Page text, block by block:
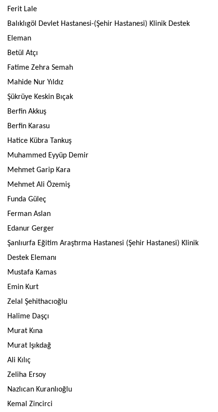
Ferit Lale
Balıklıgöl Devlet Hastanesi-(Şehir Hastanesi) Klinik Destek
Eleman
Betül Atçı
Fatime Zehra Semah
Mahide Nur Yıldız
Şükrüye Keskin Bıçak
Berfin Akkuş
Berfin Karasu
Hatice Kübra Tankuş
Muhammed Eyyüp Demir
Mehmet Garip Kara
Mehmet Ali Özemiş
Funda Güleç
Ferman Aslan
Edanur Gerger
Şanlıurfa Eğitim Araştırma Hastanesi (Şehir Hastanesi) Klinik
Destek Elemanı
Mustafa Kamas
Emin Kurt
Zelal Şehithacıoğlu
Halime Daşçı
Murat Kına
Murat Işıkdağ
Ali Kılıç
Zeliha Ersoy
Nazlıcan Kuranlıoğlu
Kemal Zincirci